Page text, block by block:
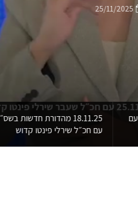
25/11/2025
18.11.25 מהדורת חדשות
עם חכ״ל שירלי פינטו קדוש
‏חדשות בשפת הסימנים 11.11.25 עם